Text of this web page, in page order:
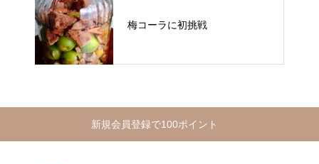
梅コーラに初挑戦
新規会員登録で100ポイント